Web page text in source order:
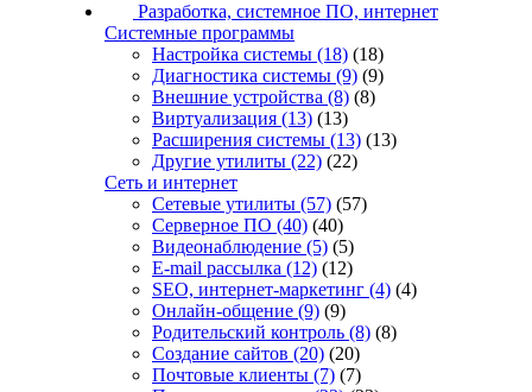
Разработка, системное ПО, интернет
Системные программы
Настройка системы (18) (18)
Диагностика системы (9) (9)
Внешние устройства (8) (8)
Виртуализация (13) (13)
Расширения системы (13) (13)
Другие утилиты (22) (22)
Сеть и интернет
Сетевые утилиты (57) (57)
Серверное ПО (40) (40)
Видеонаблюдение (5) (5)
E-mail рассылка (12) (12)
SEO, интернет-маркетинг (4) (4)
Онлайн-общение (9) (9)
Родительский контроль (8) (8)
Создание сайтов (20) (20)
Почтовые клиенты (7) (7)